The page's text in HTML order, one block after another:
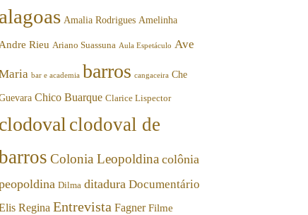
alagoas Amalia Rodrigues Amelinha
Andre Rieu Ariano Suassuna Aula Espetáculo Ave
bar e academia barros cangaceira Che
Chico Buarque Clarice Lispector
clodoval clodoval de
Colonia Leopoldina colônia
Dilma ditadura Documentário
Regina Entrevista Fagner Filme